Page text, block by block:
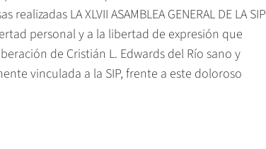
LA XLVII ASAMBLEA GENERAL DE LA SIP
personal y a la libertad de expresión que
de Cristián L. Edwards del Río sano y
vinculada a la SIP, frente a este doloroso